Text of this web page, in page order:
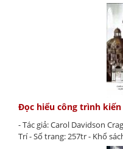
Đọc hiểu công trình
- Tác giả: Carol Davidson
Trí - Số trang: 257tr - Khổ